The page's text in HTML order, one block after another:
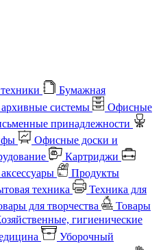
Бумажная
системы
Офисные
принадлежности
Офисные доски и
Картриджи
Продукты
техника
Техника для
для творчества
Товары
гигиенические
Уборочный